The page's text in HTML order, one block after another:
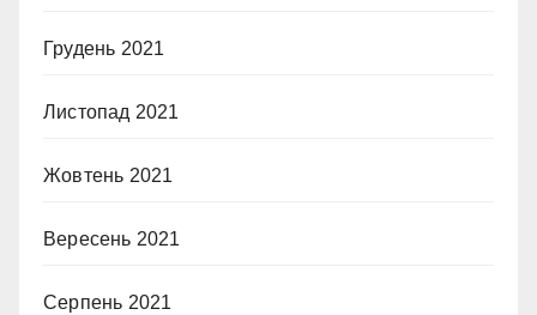
Грудень 2021
Листопад 2021
Жовтень 2021
Вересень 2021
Серпень 2021